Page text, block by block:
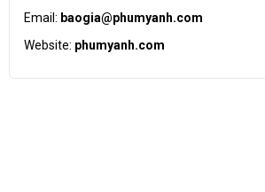
Email: baogia@phumyanh.com
Website: phumyanh.com